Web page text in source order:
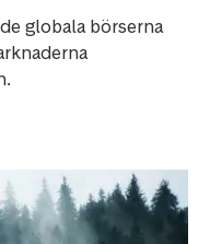
globala börserna